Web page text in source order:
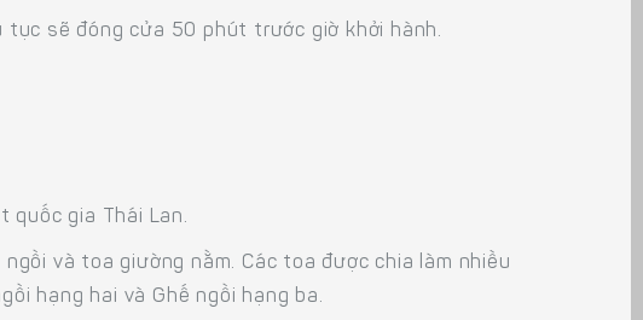
sẽ đóng cửa 50 phút trước giờ khởi hành.
quốc gia Thái Lan.
và toa giường nằm. Các toa được chia làm nhiều
hạng hai và Ghế ngồi hạng ba.